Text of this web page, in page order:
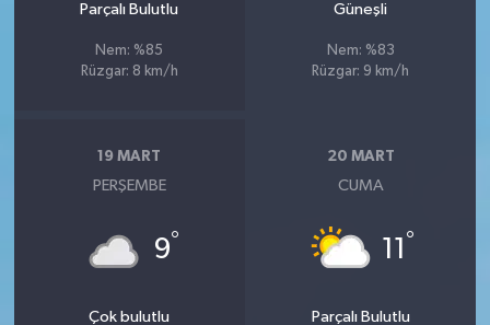
Parçalı Bulutlu
Nem: %85
Rüzgar: 8 km/h
Güneşli
Nem: %83
Rüzgar: 9 km/h
19 MART
PERŞEMBE
9°
Çok bulutlu
20 MART
CUMA
11 °
Parçalı Bulutlu